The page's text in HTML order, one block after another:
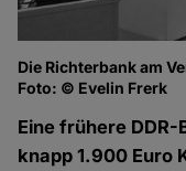
Die Richterbank am
Foto: © Evelin Frerk
Eine frühere
knapp 1.900 Euro